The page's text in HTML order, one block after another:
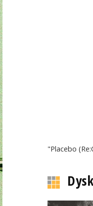
"Placebo